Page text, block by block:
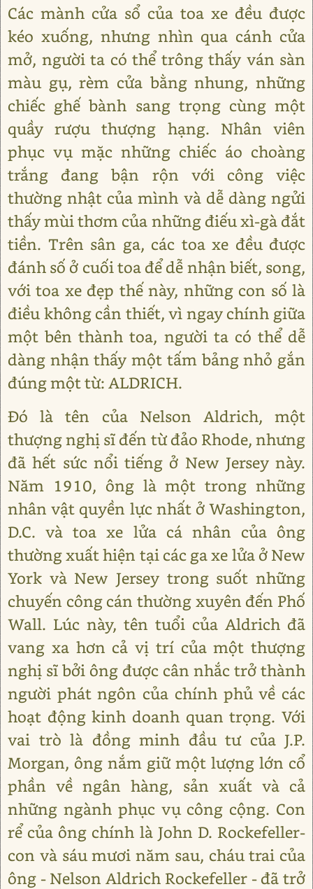
Các mành cửa sổ của toa xe đều được
kéo xuống, nhưng nhìn qua cánh cửa
mở, người ta có thể trông thấy ván sàn
màu gụ, rèm cửa bằng nhung, những
chiếc ghế bành sang trọng cùng một
quầy rượu thượng hạng. Nhân viên
phục vụ mặc những chiếc áo choàng
trắng đang bận rộn với công việc
thường nhật của mình và dễ dàng ngửi
thấy mùi thơm của những điếu xì-gà đắt
tiền. Trên sân ga, các toa xe đều được
đánh số ở cuối toa để dễ nhận biết, song,
với toa xe đẹp thế này, những con số là
điều không cần thiết, vì ngay chính giữa
một bên thành toa, người ta có thể dễ
dàng nhận thấy một tấm bảng nhỏ gắn
đúng một từ: ALDRICH.
Đó là tên của Nelson Aldrich, một
thượng nghị sĩ đến từ đảo Rhode, nhưng
đã hết sức nổi tiếng ở New Jersey này.
Năm 1910, ông là một trong những
nhân vật quyền lực nhất ở Washington,
D.C. và toa xe lửa cá nhân của ông
thường xuất hiện tại các ga xe lửa ở New
York và New Jersey trong suốt những
chuyến công cán thường xuyên đến Phố
Wall. Lúc này, tên tuổi của Aldrich đã
vang xa hơn cả vị trí của một thượng
nghị sĩ bởi ông được cân nhắc trở thành
người phát ngôn của chính phủ về các
hoạt động kinh doanh quan trọng. Với
vai trò là đồng minh đầu tư của J.P.
Morgan, ông nắm giữ một lượng lớn cổ
phần về ngân hàng, sản xuất và cả
những ngành phục vụ công cộng. Con
rể của ông chính là John D. Rockefeller-
con và sáu mươi năm sau, cháu trai của
ông - Nelson Aldrich Rockefeller - đã trở